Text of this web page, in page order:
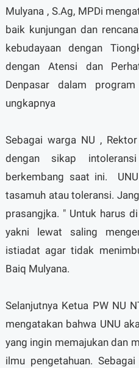
Mulyana , S.Ag, MPDi
baik kunjungan dan
kebudayaan dengan
dengan Atensi dan
Denpasar dalam
ungkapnya
Sebagai warga NU ,
dengan sikap
berkembang saat ini.
tasamuh atau toleransi.
prasangjka. " Untuk harus
yakni lewat saling
istiadat agar tidak
Baiq Mulyana.
Selanjutnya Ketua PW NU
mengatakan bahwa UNU
yang ingin memajukan dan
ilmu pengetahuan.